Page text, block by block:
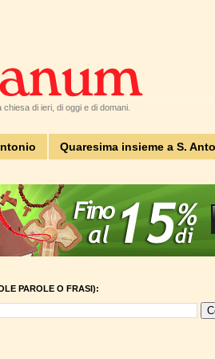
di ieri, di oggi e di domani.
Quaresima insieme a S.
PAROLE O FRASI):